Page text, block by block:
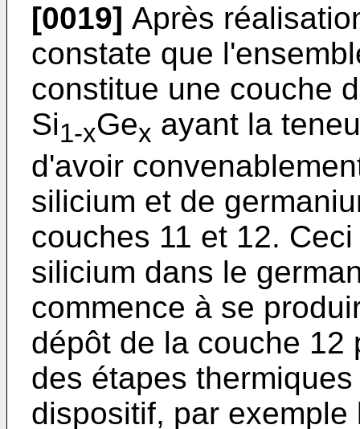
[0019] Après
constate que
constitue une couche
Si1-xGex ayant la
d'avoir
silicium et de
couches 11 et 12.
silicium dans le
commence à se
dépôt de la couche 12
des étapes
dispositif, par